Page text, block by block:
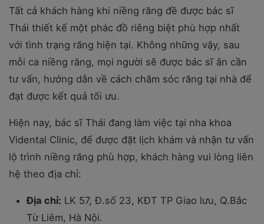
Tất cả khách hàng khi niềng răng đề được bác sĩ
Thái thiết kế một phác đồ riêng biệt phù hợp nhất
với tình trạng răng hiện tại. Không những vậy, sau
mỗi ca niềng răng, mọi người sẽ được bác sĩ ân cần
tư vấn, hướng dẫn về cách chăm sóc răng tại nhà để
đạt được kết quả tối ưu.
Hiện nay, bác sĩ Thái đang làm việc tại nha khoa
Vidental Clinic, để được đặt lịch khám và nhận tư vấn
lộ trình niềng răng phù hợp, khách hàng vui lòng liên
hệ theo địa chỉ:
Địa chỉ: LK 57, Đ.số 23, KĐT TP Giao lưu, Q.Bắc
Từ Liêm, Hà Nội.